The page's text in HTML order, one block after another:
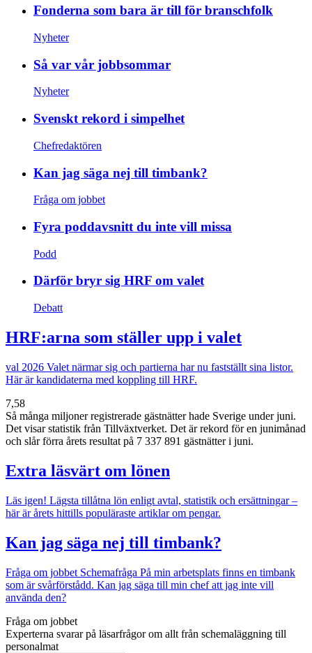
Fonderna som bara är till för branschfolk
Nyheter
Så var vår jobbsommar
Nyheter
Svenskt rekord i simpelhet
Chefredaktören
Kan jag säga nej till timbank?
Fråga om jobbet
Fyra poddavsnitt du inte vill missa
Podd
Därför bryr sig HRF om valet
Debatt
HRF:arna som ställer upp i valet
val 2026 Valet närmar sig och partierna har nu fastställt sina listor.
Här är kandidaterna med koppling till HRF.
7,58
Så många miljoner registrerade gästnätter hade Sverige under juni.
Det visar statistik från Tillväxtverket. Det är rekord för en junimånad
och slår förra årets resultat på 7 337 891 gästnätter i juni.
Extra läsvärt om lönen
Läs igen! Lägsta tillåtna lön enligt avtal, statistik och ersättningar –
här är årets hittills populäraste artiklar om pengar.
Kan jag säga nej till timbank?
Fråga om jobbet Schemafråga På min arbetsplats finns en timbank
som är svårförstådd. Kan jag säga till min chef att jag inte vill
använda den?
Fråga om jobbet
Experterna svarar på läsarfrågor om allt från schemaläggning till
personalmat